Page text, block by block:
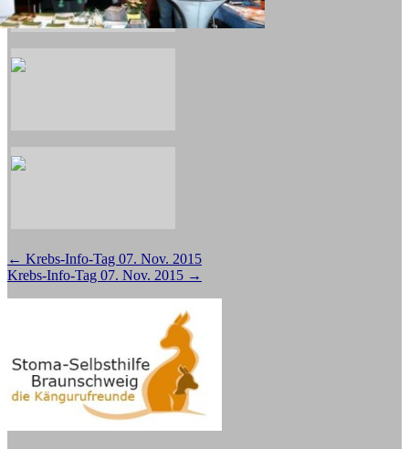
Beitragsnavigation
← Krebs-Info-Tag 07. Nov. 2015
Krebs-Info-Tag 07. Nov. 2015 →